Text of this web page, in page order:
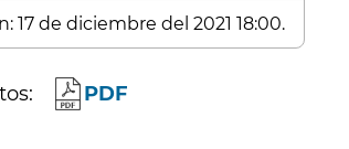
de diciembre del 2021 18:00.
PDF